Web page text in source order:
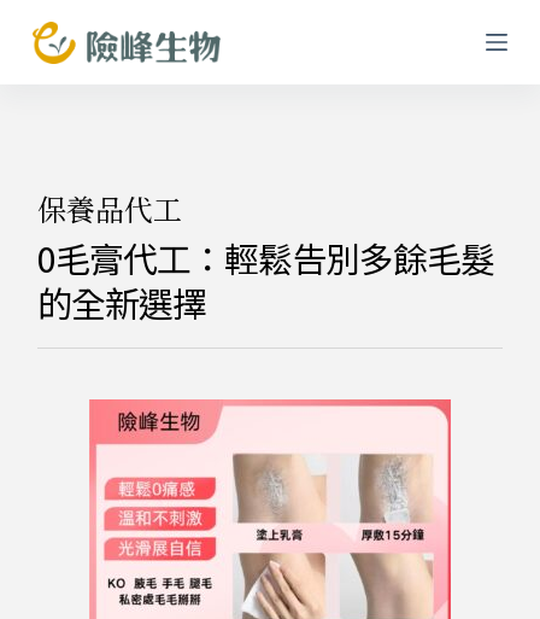
跳
至
保養品代工
0毛膏代工：輕鬆告別多餘毛髮
的全新選擇